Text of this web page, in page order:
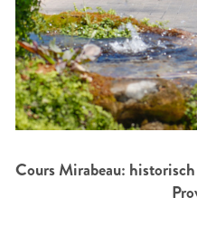
Cours Mirabeau: